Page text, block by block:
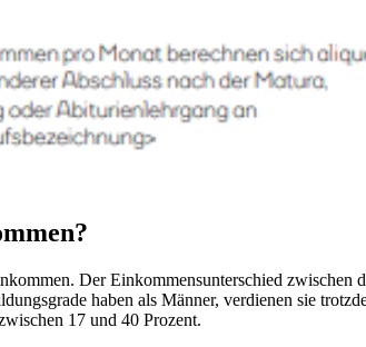
Der Einkommensunterschied
haben als Männer, verdienen sie
17 und 40 Prozent.